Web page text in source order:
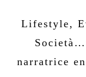
Lifestyle,
narratrice